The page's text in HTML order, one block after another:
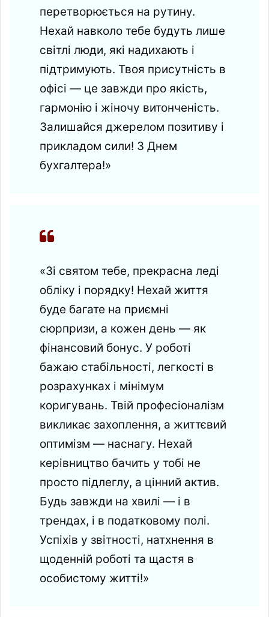
перетворюється на рутину.
Нехай навколо тебе будуть лише
світлі люди, які надихають і
підтримують. Твоя присутність в
офісі — це завжди про якість,
гармонію і жіночу витонченість.
Залишайся джерелом позитиву і
прикладом сили! З Днем
бухгалтера!»
«Зі святом тебе, прекрасна леді
обліку і порядку! Нехай життя
буде багате на приємні
сюрпризи, а кожен день — як
фінансовий бонус. У роботі
бажаю стабільності, легкості в
розрахунках і мінімум
коригувань. Твій професіоналізм
викликає захоплення, а життєвий
оптимізм — наснагу. Нехай
керівництво бачить у тобі не
просто підлеглу, а цінний актив.
Будь завжди на хвилі — і в
трендах, і в податковому полі.
Успіхів у звітності, натхнення в
щоденній роботі та щастя в
особистому житті!»